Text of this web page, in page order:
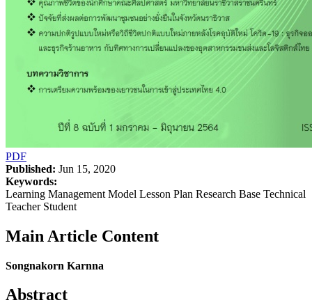
PDF
Published: Jun 15, 2020
Keywords:
Learning Management Model Lesson Plan Research Base Technical
Teacher Student
Main Article Content
Songnakorn Karnna
Abstract